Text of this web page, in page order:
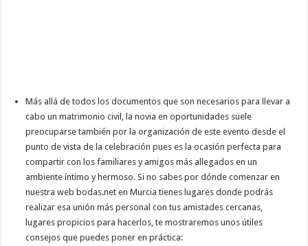
Más allá de todos los documentos que son necesarios para llevar a
cabo un matrimonio civil, la novia en oportunidades suele
preocuparse también por la organización de este evento desde el
punto de vista de la celebración pues es la ocasión perfecta para
compartir con los familiares y amigos más allegados en un
ambiente íntimo y hermoso. Si no sabes por dónde comenzar en
nuestra web bodas.net en Murcia tienes lugares donde podrás
realizar esa unión más personal con tus amistades cercanas,
lugares propicios para hacerlos, te mostraremos unos útiles
consejos que puedes poner en práctica: